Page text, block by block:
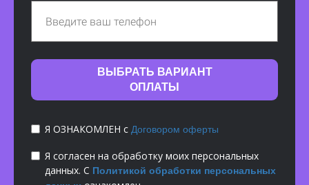
ВЫБРАТЬ ВАРИАНТ
ОПЛАТЫ
Я ОЗНАКОМЛЕН с Договором оферты
Я согласен на обработку моих персональных
данных. С Политикой обработки персональных